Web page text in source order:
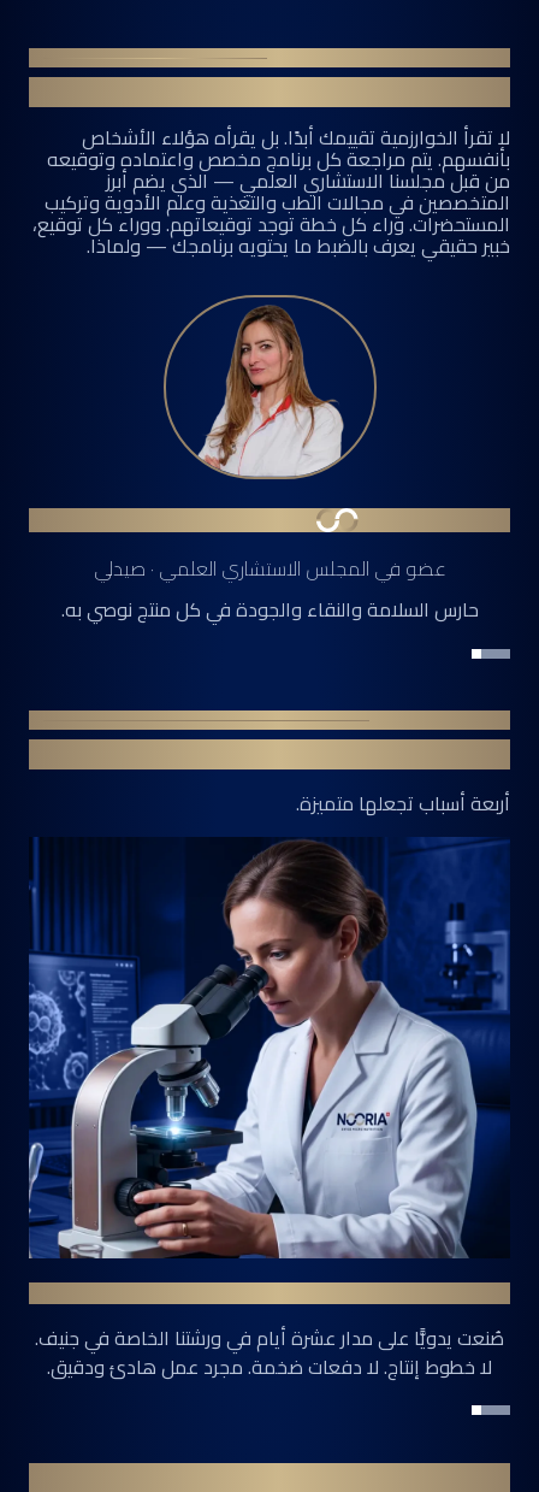
المجلس الاستشاري لشركة نوريا
العقول التي تقف وراء خطتك.
لا تقرأ الخوارزمية تقييمك أبدًا. بل يقرأه هؤلاء الأشخاص
بأنفسهم. يتم مراجعة كل برنامج مخصص واعتماده وتوقيعه
من قبل مجلسنا الاستشاري العلمي — الذي يضم أبرز
المتخصصين في مجالات الطب والتغذية وعلم الأدوية وتركيب
المستحضرات. وراء كل خطة توجد توقيعاتهم. ووراء كل توقيع،
خبير حقيقي يعرف بالضبط ما يحتويه برنامجك — ولماذا.
الدكتور ديميتريوس ساماراس
رئيس المجلس الاستشاري العلمي · دكتور في الطب
العقلية السريرية التي تضمن أن كل خطة تفي بأعلى المعايير
صُنعت وفقًا لمعايير مختلفة
أربعة أسباب تجعلها متميزة.
صيغة لا توجد إلا مرة واحدة
تصميم واحد. دفعة واحدة. اسم واحد. صُنع مرة واحدة فقط،